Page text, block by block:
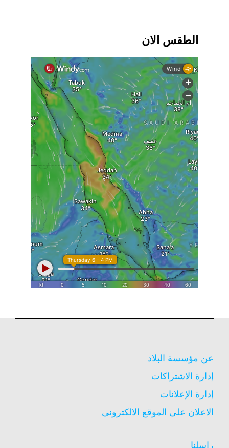
الطقس الان
عن مؤسسة البلاد
إدارة الاشتراكات
إدارة الإعلانات
الاعلان على الموقع الالكترونى
راسلنا